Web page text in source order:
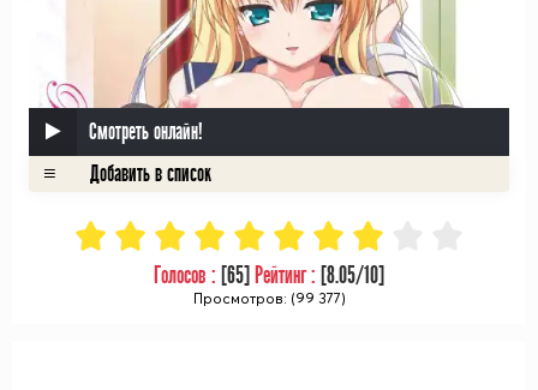
Смотреть онлайн!
Голосов : [65] Рейтинг : [8.05/10]
Просмотров: (99 377)